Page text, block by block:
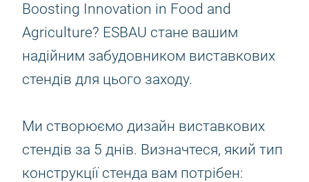
Boosting Innovation in Food and
Agriculture? ESBAU стане вашим
надійним забудовником виставкових
стендів для цього заходу.
Ми створюємо дизайн виставкових
стендів за 5 днів. Визначтеся, який тип
конструкції стенда вам потрібен: